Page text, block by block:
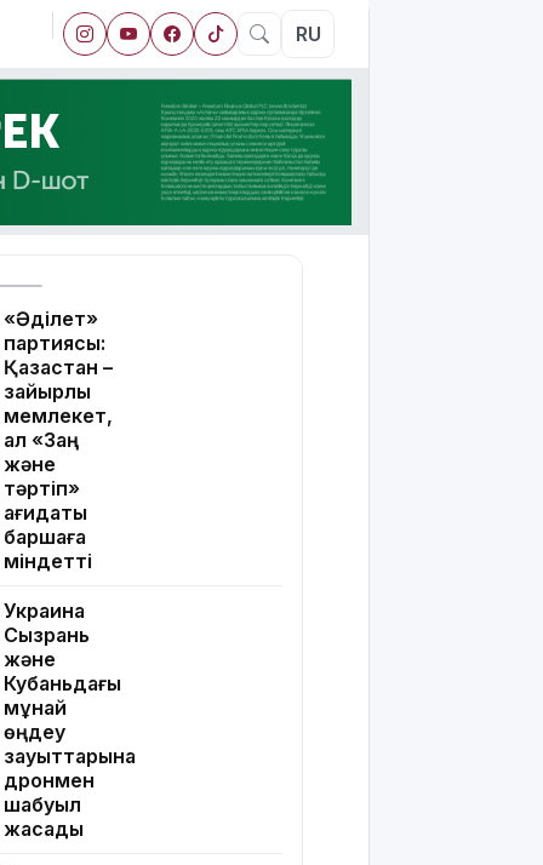
RU
«Әділет»
партиясы:
Қазақстан –
зайырлы
мемлекет,
ал «Заң
және
тәртіп»
қағидаты
баршаға
міндетті
Украина
Сызрань
және
Кубаньдағы
мұнай
өңдеу
зауыттарына
дронмен
шабуыл
жасады